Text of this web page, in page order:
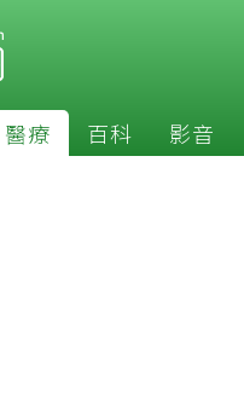
醫療 百科 影音